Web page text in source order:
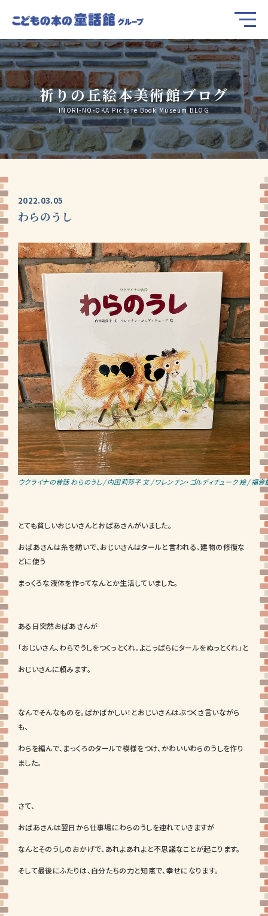
祈りの丘絵本美術館ブログ
INORI-NO-OKA Picture Book Museum BLOG
2022.03.05
わらのうし
ウクライナの昔話 わらのうし / 内田莉莎子 文 / ワレンチン・ゴルディチューク 絵 / 福
とても貧しいおじいさんとおばあさんがいました。
おばあさんは糸を紡いで、おじいさんはタールと言われる、建物の修復な
どに使う
まっくろな液体を作ってなんとか生活していました。
ある日突然おばあさんが
「おじいさん、わらでうしをつくっとくれ。よこっぱらにタールをぬっとくれ」と
おじいさんに頼みます。
なんでそんなものを。ばかばかしい！とおじいさんはぶつくさ言いながら
も、
わらを編んで、まっくろのタールで模様をつけ、かわいいわらのうしを作り
ました。
さて、
おばあさんは翌日から仕事場にわらのうしを連れていきますが
なんとそのうしのおかげで、あれよあれよと不思議なことが起こります。
そして最後にふたりは、自分たちの力と知恵で、幸せになります。